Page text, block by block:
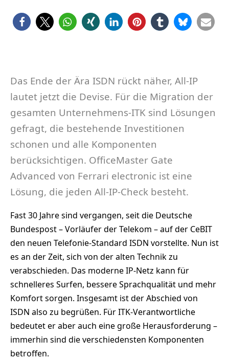
Das Ende der Ära ISDN rückt näher, All-IP
lautet jetzt die Devise. Für die Migration der
gesamten Unternehmens-ITK sind Lösungen
gefragt, die bestehende Investitionen
schonen und alle Komponenten
berücksichtigen. OfficeMaster Gate
Advanced von Ferrari electronic ist eine
Lösung, die jeden All-IP-Check besteht.
Fast 30 Jahre sind vergangen, seit die Deutsche
Bundespost – Vorläufer der Telekom – auf der CeBIT
den neuen Telefonie-Standard ISDN vorstellte. Nun ist
es an der Zeit, sich von der alten Technik zu
verabschieden. Das moderne IP-Netz kann für
schnelleres Surfen, bessere Sprachqualität und mehr
Komfort sorgen. Insgesamt ist der Abschied von
ISDN also zu begrüßen. Für ITK-Verantwortliche
bedeutet er aber auch eine große Herausforderung –
immerhin sind die verschiedensten Komponenten
betroffen.